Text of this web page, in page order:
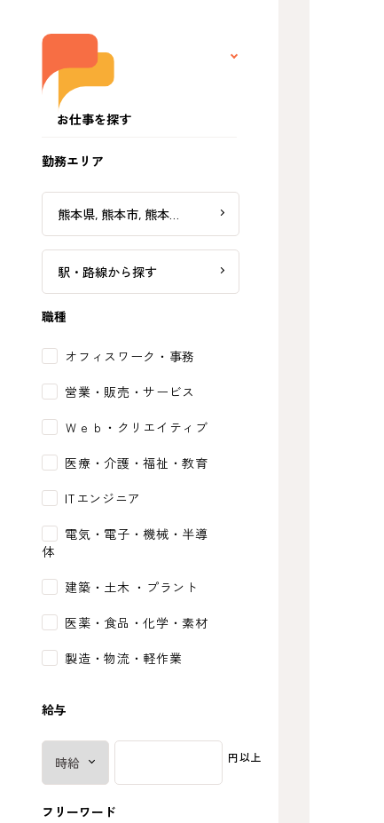
お仕事を探す
勤務エリア
熊本県, 熊本市, 熊本…
駅・路線から探す
職種
オフィスワーク・事務
営業・販売・サービス
Ｗｅｂ・クリエイティブ
医療・介護・福祉・教育
ITエンジニア
電気・電子・機械・半導
体
建築・土木 ・プラント
医薬・食品・化学・素材
製造・物流・軽作業
給与
円以上
フリーワード